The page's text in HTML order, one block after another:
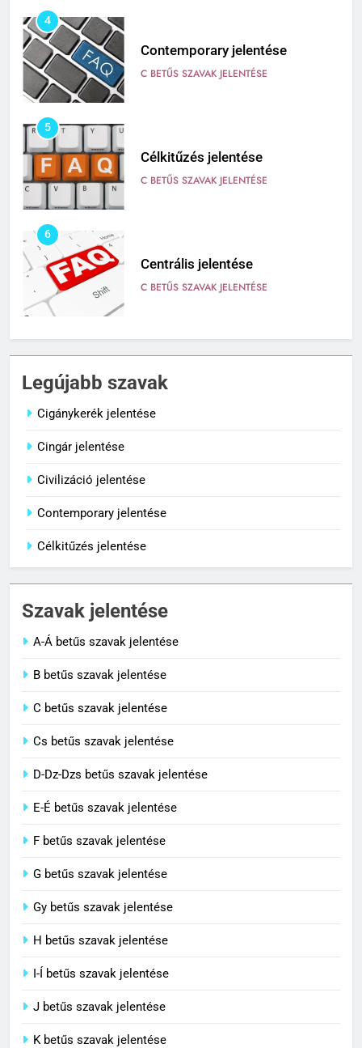
4
Contemporary jelentése
C BETŰS SZAVAK JELENTÉSE
5
Célkitűzés jelentése
C BETŰS SZAVAK JELENTÉSE
6
Centrális jelentése
C BETŰS SZAVAK JELENTÉSE
7
Céltudatos jelentése
C BETŰS SZAVAK JELENTÉSE
8
Centenárium jelentése
1
Cigánykerék jelentése
C BETŰS SZAVAK JELENTÉSE
C BETŰS SZAVAK JELENTÉSE
3
4
Contemporary jelentése
5
Célkitűzés jelentése
C BETŰS SZAVAK JELENTÉSE
Legújabb szavak
Cigánykerék jelentése
Cingár jelentése
Civilizáció jelentése
Contemporary jelentése
Célkitűzés jelentése
Szavak jelentése
A-Á betűs szavak jelentése
B betűs szavak jelentése
C betűs szavak jelentése
Cs betűs szavak jelentése
D-Dz-Dzs betűs szavak jelentése
E-É betűs szavak jelentése
F betűs szavak jelentése
G betűs szavak jelentése
Gy betűs szavak jelentése
H betűs szavak jelentése
I-Í betűs szavak jelentése
J betűs szavak jelentése
K betűs szavak jelentése